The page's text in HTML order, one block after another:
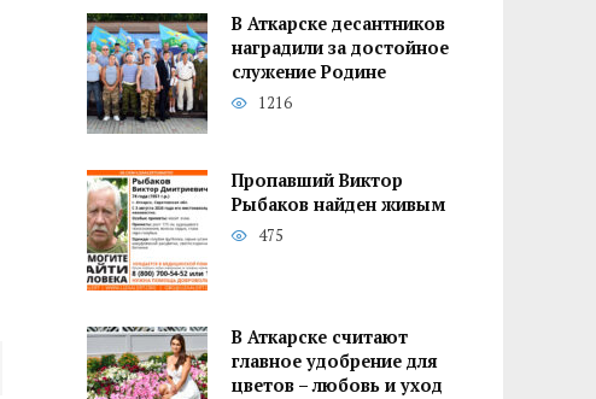
В Аткарске десантников
наградили за достойное
служение Родине
1216
Пропавший Виктор
Рыбаков найден живым
475
В Аткарске считают
главное удобрение для
цветов – любовь и уход